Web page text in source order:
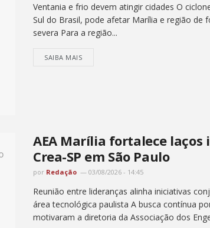
Ventania e frio devem atingir cidades O
Sul do Brasil, pode afetar Marília e região de
severa Para a região...
SAIBA MAIS
AEA Marília fortalece
Crea-SP em São Paulo
por Redação 03/08/2026 - 14:45
Reunião entre lideranças alinha iniciativas
área tecnológica paulista A busca contínua
motivaram a diretoria da Associação dos